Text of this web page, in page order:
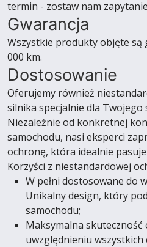
termin - zostaw nam
Gwarancja
Wszystkie produkty objęte są
000 km.
Dostosowanie
Oferujemy również
silnika specjalnie dla
Niezależnie od konkretnej
samochodu, nasi eksperci
ochronę, która idealnie
Korzyści z niestandardowej
W pełni dostosowane do
Unikalny design, który
samochodu;
Maksymalna skuteczność
uwzględnieniu wszystkich